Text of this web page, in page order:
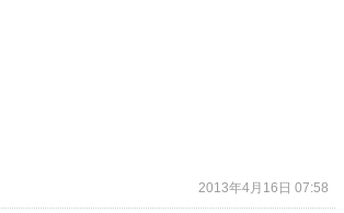
2013年4月16日 07:58